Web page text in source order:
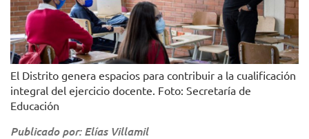
El Distrito genera espacios para contribuir a la cualificación
integral del ejercicio docente. Foto: Secretaría de
Educación
Publicado por: Elías Villamil